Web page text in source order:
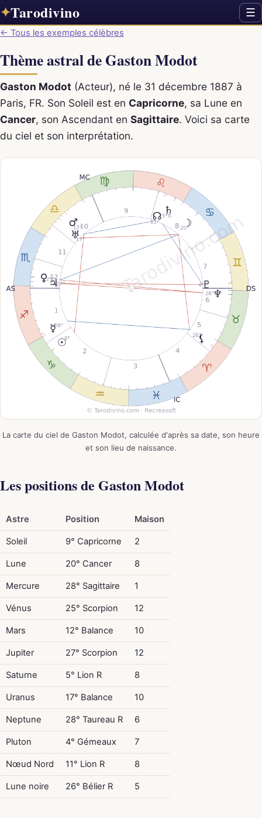
✦Tarodivino ☰
← Tous les exemples célèbres
Thème astral de Gaston Modot
Gaston Modot (Acteur), né le 31 décembre 1887 à
Paris, FR. Son Soleil est en Capricorne, sa Lune en
Cancer, son Ascendant en Sagittaire. Voici sa carte
du ciel et son interprétation.
La carte du ciel de Gaston Modot, calculée d'après sa date, son heure
et son lieu de naissance.
Les positions de Gaston Modot
Astre Position Maison
Soleil 9° Capricorne 2
Lune 20° Cancer 8
Mercure 28° Sagittaire 1
Vénus 25° Scorpion 12
Mars 12° Balance 10
Jupiter 27° Scorpion 12
Saturne 5° Lion R 8
Uranus 17° Balance 10
Neptune 28° Taureau R 6
Pluton 4° Gémeaux 7
Nœud Nord 11° Lion R 8
Lune noire 26° Bélier R 5